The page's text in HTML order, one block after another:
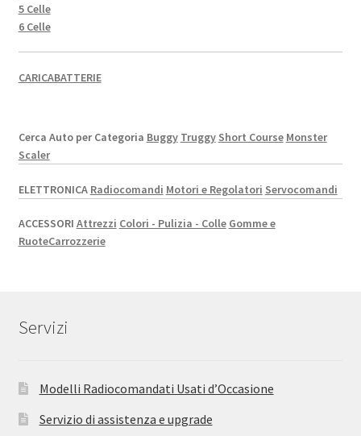
5 Celle
6 Celle
CARICABATTERIE
Cerca Auto per Categoria Buggy Truggy Short Course Monster
Scaler
ELETTRONICA Radiocomandi Motori e Regolatori Servocomandi
ACCESSORI Attrezzi Colori - Pulizia - Colle Gomme e
RuoteCarrozzerie
Servizi
Modelli Radiocomandati Usati d’Occasione
Servizio di assistenza e upgrade